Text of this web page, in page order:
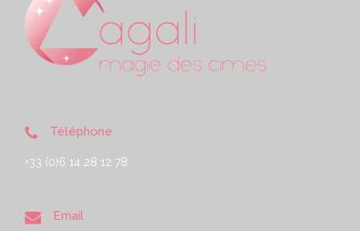
Téléphone
+33 (0)6 14 28 12 78
Email